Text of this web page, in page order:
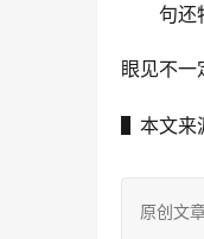
句还
眼见不一
本文来
原创文